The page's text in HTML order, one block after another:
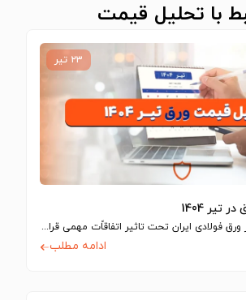
با تحلیل قیمت
۲۳ تیر
1404
در تیرماه 1404، بازار ورق فولادی ایران تحت تاثیر اتفاقاًت مهمی قرار گرفت که…
ادامه مطلب